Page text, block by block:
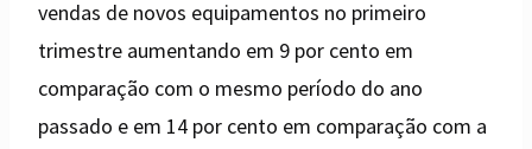
vendas de novos equipamentos no primeiro
trimestre aumentando em 9 por cento em
comparação com o mesmo período do ano
passado e em 14 por cento em comparação com a